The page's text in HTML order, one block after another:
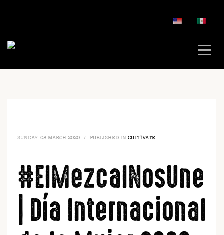
SUNDAY, 08 MARCH 2020 / PUBLISHED IN CULTÍVATE
#ElMezcalNosUne
| Día Internacional